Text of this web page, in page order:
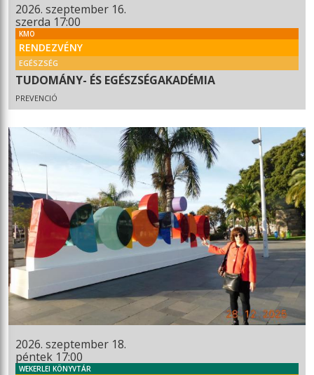
2026. szeptember 16.
szerda 17:00
KMO
RENDEZVÉNY
EGÉSZSÉG
TUDOMÁNY- ÉS EGÉSZSÉGAKADÉMIA
PREVENCIÓ
2026. szeptember 18.
péntek 17:00
WEKERLEI KÖNYVTÁR